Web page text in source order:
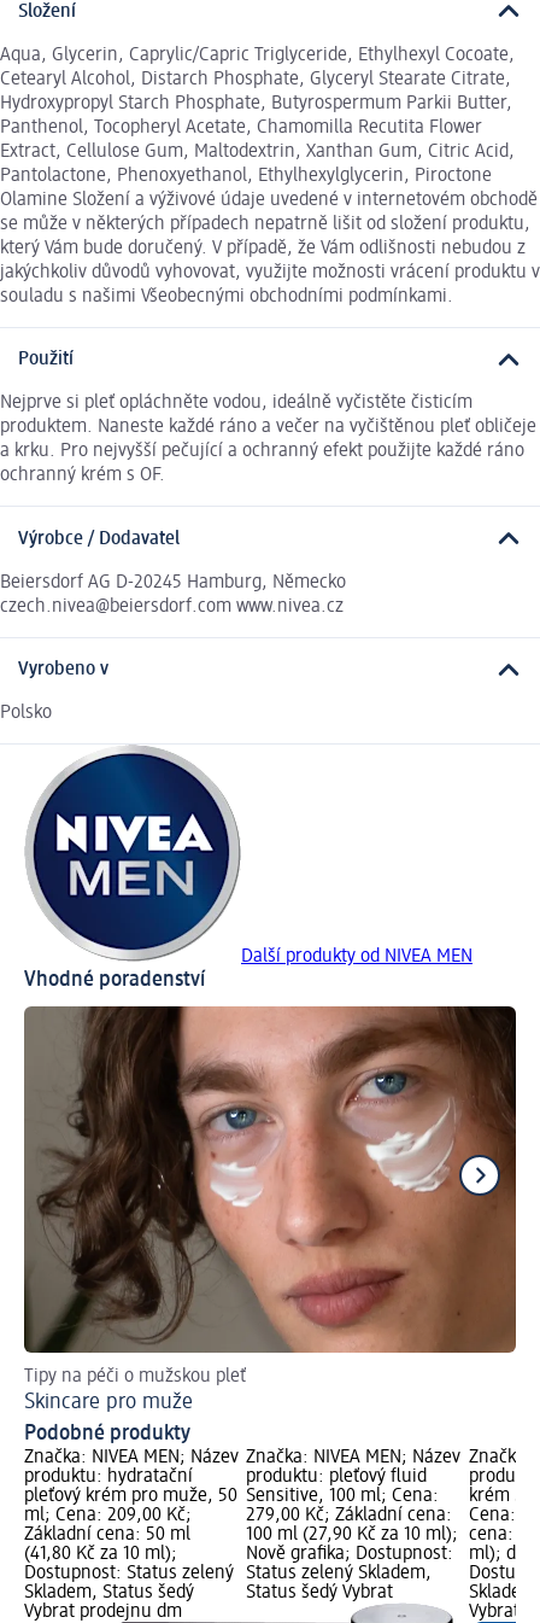
Složení
Aqua, Glycerin, Caprylic/Capric Triglyceride, Ethylhexyl Cocoate,
Cetearyl Alcohol, Distarch Phosphate, Glyceryl Stearate Citrate,
Hydroxypropyl Starch Phosphate, Butyrospermum Parkii Butter,
Panthenol, Tocopheryl Acetate, Chamomilla Recutita Flower
Extract, Cellulose Gum, Maltodextrin, Xanthan Gum, Citric Acid,
Pantolactone, Phenoxyethanol, Ethylhexylglycerin, Piroctone
Olamine Složení a výživové údaje uvedené v internetovém obchodě
se může v některých případech nepatrně lišit od složení produktu,
který Vám bude doručený. V případě, že Vám odlišnosti nebudou z
jakýchkoliv důvodů vyhovovat, využijte možnosti vrácení produktu v
souladu s našimi Všeobecnými obchodními podmínkami.
Použití
Nejprve si pleť opláchněte vodou, ideálně vyčistěte čisticím
produktem. Naneste každé ráno a večer na vyčištěnou pleť obličeje
a krku. Pro nejvyšší pečující a ochranný efekt použijte každé ráno
ochranný krém s OF.
Výrobce / Dodavatel
Beiersdorf AG D-20245 Hamburg, Německo
czech.nivea@beiersdorf.com www.nivea.cz
Vyrobeno v
Polsko
Další produkty od NIVEA MEN
Vhodné poradenství
Tipy na péči o mužskou pleť
Skincare pro muže
Podobné produkty
Značka: NIVEA MEN; Název
produktu: hydratační
pleťový krém pro muže, 50
ml; Cena: 209,00 Kč;
Základní cena: 50 ml
(41,80 Kč za 10 ml);
Dostupnost: Status zelený
Skladem, Status šedý
Vybrat prodejnu dm
Značka: NIVEA MEN; Název
produktu: pleťový fluid
Sensitive, 100 ml; Cena:
279,00 Kč; Základní cena:
100 ml (27,90 Kč za 10 ml);
Nově grafika; Dostupnost:
Status zelený Skladem,
Status šedý Vybrat
Značka:
krém
Cena:
cena: 75
ml); dm
Vybrat